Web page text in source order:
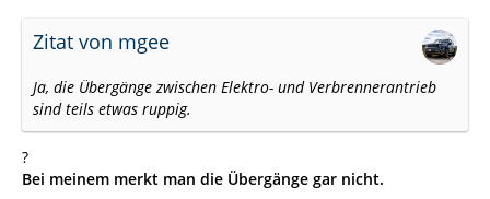
Zitat von mgee
Ja, die Übergänge zwischen Elektro- und Verbrennerantrieb
sind teils etwas ruppig.
?
Bei meinem merkt man die Übergänge gar nicht.